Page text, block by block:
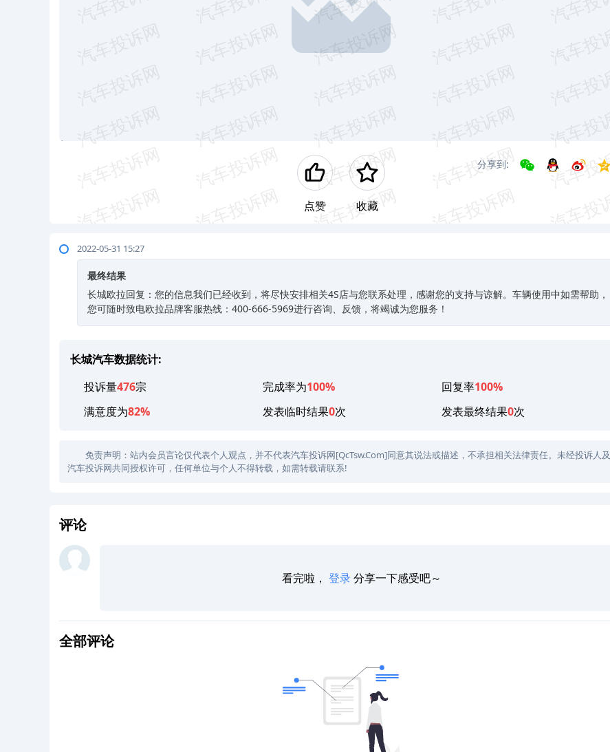
点赞 收藏
分享到:
2022-05-31 15:27
最终结果
长城欧拉回复：您的信息我们已经收到，将尽快安排相关4S店与您联系处理，感谢您的支持与谅解。车辆使用中如需帮助，
您可随时致电欧拉品牌客服热线：400-666-5969进行咨询、反馈，将竭诚为您服务！
长城汽车数据统计:
投诉量476宗 完成率为100% 回复率100%
满意度为82% 发表临时结果0次 发表最终结果0次
免责声明：站内会员言论仅代表个人观点，并不代表汽车投诉网[QcTsw.Com]同意其说法或描述，不承担相关法律责任。未经投诉人及
汽车投诉网共同授权许可，任何单位与个人不得转载，如需转载请联系!
评论
看完啦， 登录分享一下感受吧～
全部评论